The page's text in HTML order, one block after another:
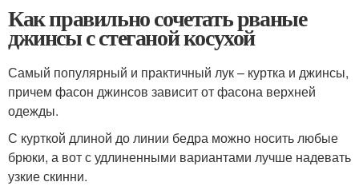
Как правильно сочетать рваные
джинсы с стеганой косухой
Самый популярный и практичный лук – куртка и джинсы,
причем фасон джинсов зависит от фасона верхней
одежды.
С курткой длиной до линии бедра можно носить любые
брюки, а вот с удлиненными вариантами лучше надевать
узкие скинни.